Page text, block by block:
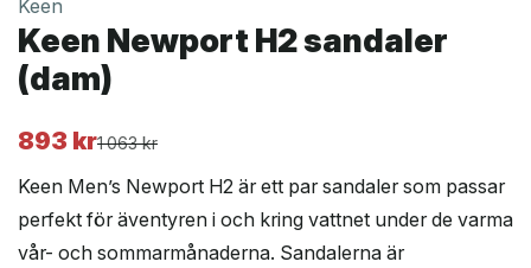
Keen
Keen Newport H2 sandaler
(dam)
1 063kr
Det
priset
var:
1
893 kr
Det
priset
är:
893 kr.
Keen Men’s Newport H2 är ett par sandaler som passar
perfekt för äventyren i och kring vattnet under de varma
vår- och sommarmånaderna. Sandalerna är